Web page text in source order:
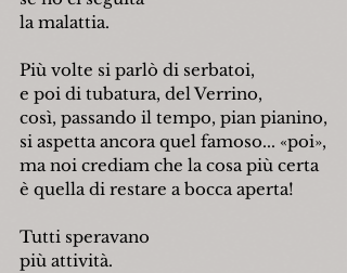
la malattia.
Più volte si parlò di serbatoi,
e poi di tubatura, del Verrino,
così, passando il tempo, pian pianino,
si aspetta ancora quel famoso... «poi»,
ma noi crediam che la cosa più certa
è quella di restare a bocca aperta!
Tutti speravano
più attività.